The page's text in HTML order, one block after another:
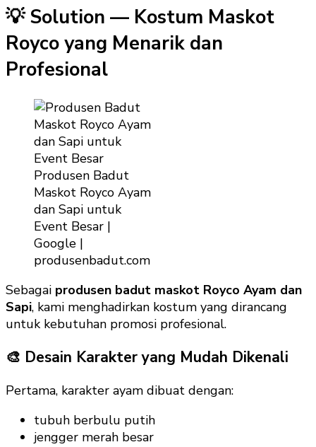
💡 Solution — Kostum Maskot
Royco yang Menarik dan
Profesional
Produsen Badut
Maskot Royco Ayam
dan Sapi untuk
Event Besar |
Google |
produsenbadut.com
Sebagai produsen badut maskot Royco Ayam dan
Sapi, kami menghadirkan kostum yang dirancang
untuk kebutuhan promosi profesional.
🎨 Desain Karakter yang Mudah Dikenali
Pertama, karakter ayam dibuat dengan:
tubuh berbulu putih
jengger merah besar